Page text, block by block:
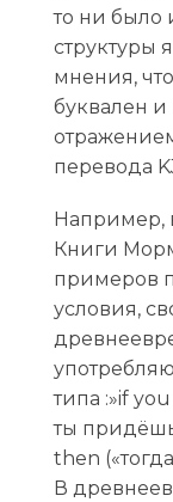
то ни было
структуры
мнения,
буквален и
перевода
Например,
Книги
примеров
условия,
типа :»if
ты
then
В